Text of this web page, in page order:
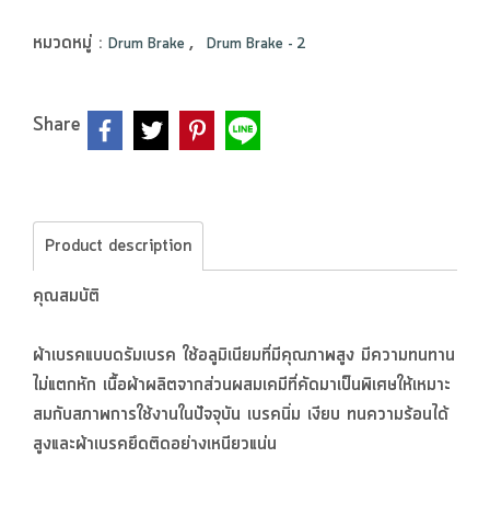
หมวดหมู่ : Drum Brake , Drum Brake - 2
Share
Product description
คุณสมบัติ
ผ้าเบรคแบบดรัมเบรค ใช้อลูมิเนียมที่มีคุณภาพสูง มีความทนทาน
ไม่แตกหัก เนื้อผ้าผลิตจากส่วนผสมเคมีที่คัดมาเป็นพิเศษให้เหมาะ
สมกับสภาพการใช้งานในปัจจุบัน เบรคนิ่ม เงียบ ทนความร้อนได้
สูงและผ้าเบรคยึดติดอย่างเหนียวแน่น